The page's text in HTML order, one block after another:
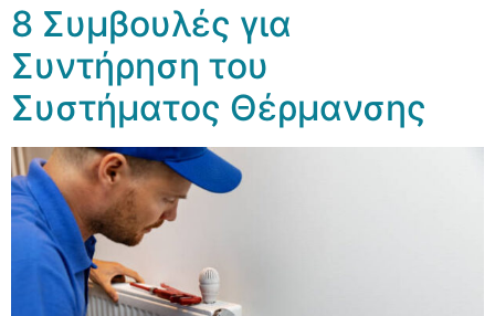
8 Συμβουλές για
Συντήρηση του
Συστήματος Θέρμανσης